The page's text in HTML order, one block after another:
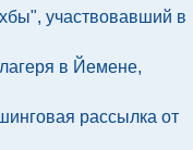
участвовавший в
в Йемене,
рассылка от